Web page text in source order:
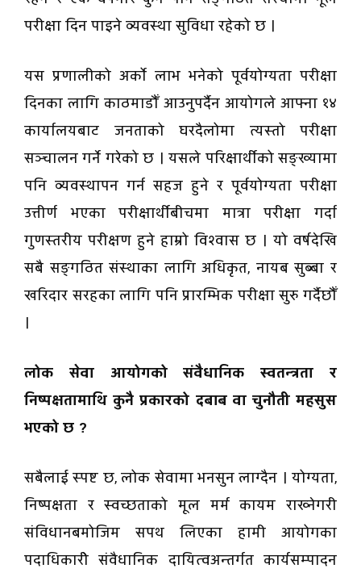
परीक्षा दिन पाइने व्यवस्था सुविधा रहेको छ ।
यस प्रणालीको अर्को लाभ भनेको पूर्वयोग्यता परीक्षा
दिनका लागि काठमाडौँ आउनुपर्दैन आयोगले आफ्ना १४
कार्यालयबाट जनताको घरदैलोमा त्यस्तो परीक्षा
सञ्चालन गर्ने गरेको छ । यसले परिक्षार्थीको सङ्ख्यामा
पनि व्यवस्थापन गर्न सहज हुने र पूर्वयोग्यता परीक्षा
उत्तीर्ण भएका परीक्षार्थीबीचमा मात्रा परीक्षा गर्दा
गुणस्तरीय परीक्षण हुने हाम्रो विश्वास छ । यो वर्षदेखि
सबै सङ्गठित संस्थाका लागि अधिकृत, नायब सुब्बा र
खरिदार सरहका लागि पनि प्रारम्भिक परीक्षा सुरु गर्दैछौँ
।
लोक सेवा आयोगको संवैधानिक स्वतन्त्रता र
निष्पक्षतामाथि कुनै प्रकारको दबाब वा चुनौती महसुस
भएको छ ?
सबैलाई स्पष्ट छ, लोक सेवामा भनसुन लाग्दैन । योग्यता,
निष्पक्षता र स्वच्छताको मूल मर्म कायम राख्नेगरी
संविधानबमोजिम सपथ लिएका हामी आयोगका
पदाधिकारीे संवैधानिक दायित्वअन्तर्गत कार्यसम्पादन